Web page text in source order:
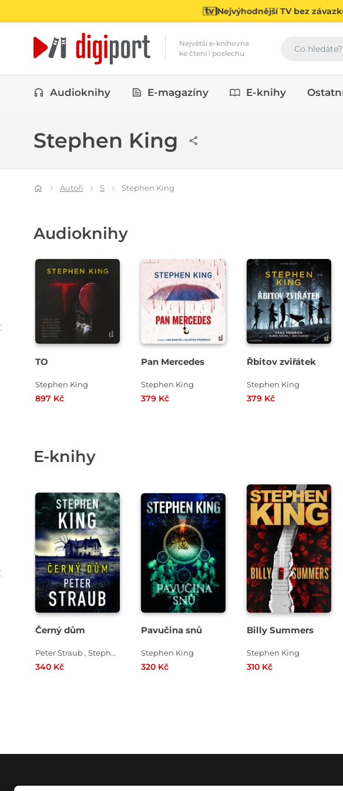
Nejvýhodnější TV bez
Největší e-knihovna
ke čtení i poslechu
Kategorie
Audioknihy E-magazíny E-knihy
Stephen King
Autoři S Stephen King
Audioknihy
TO
Stephen King
897 Kč
Přehrát
ukázku
Pan Mercedes
Stephen King
379 Kč
Přehrát
ukázku
Řbitov zviřátek
Stephen King
379 Kč
Přehrát
ukázku
E-knihy
Černý dům
Peter Straub , Stephen King
340 Kč
Pavučina snů
Stephen King
320 Kč
Billy Summers
Stephen King
310 Kč